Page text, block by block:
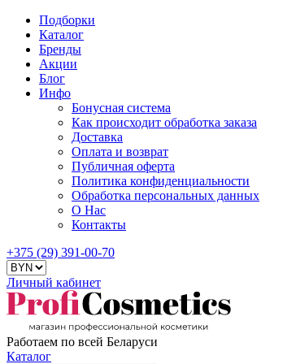
Подборки
Каталог
Бренды
Акции
Блог
Инфо
Бонусная система
Как происходит обработка заказа
Доставка
Оплата и возврат
Публичная оферта
Политика конфиденциальности
Обработка персональных данных
О Нас
Контакты
+375 (29) 391-00-70
Личный кабинет
Работаем по всей Беларуси
Каталог